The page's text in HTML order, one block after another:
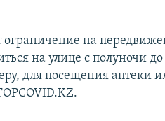
ограничение на
на улице с полуночи
для посещения аптеки